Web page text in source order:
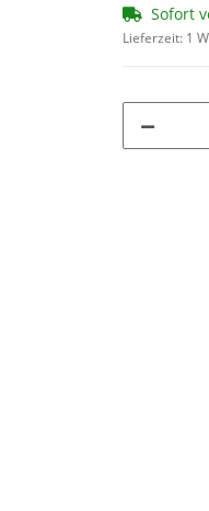
Sofort
Lieferzeit: 1